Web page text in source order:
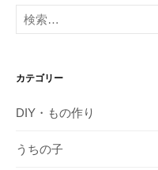
検
索:
カテゴリー
DIY・もの作り
うちの子